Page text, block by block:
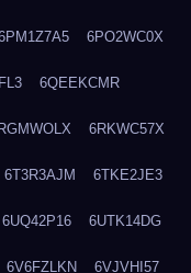
6PO2WC0X
6QEEKCMR
6RKWC57X
6T3R3AJM 6TKE2JE3
6UQ42P16 6UTK14DG
6V6FZLKN 6VJVHI57